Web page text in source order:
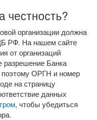
честность?
организации должна
РФ. На нашем сайте
от организаций
Банка
поэтому ОРГН и номер
на страницу
данных
, чтобы убедиться